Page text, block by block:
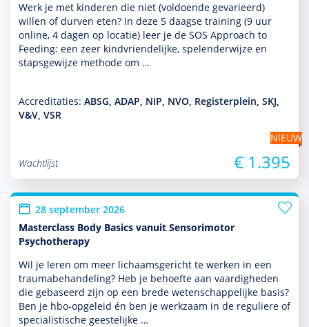
Werk je met kin­de­ren die niet (vol­doende gevarieerd)
willen of durven eten? In deze 5 daagse training (9 uur
online, 4 dagen op locatie) leer je de SOS Approach to
Feeding: een zeer kindvriendelijke, spelenderwijze en
stapsgewijze methode om …
Accreditaties: ABSG, ADAP, NIP, NVO, Registerplein, SKJ,
V&V, VSR
NIEUW
Wachtlijst
€ 1.395
28 september 2026
Masterclass Body Basics vanuit Sensorimotor
Psychotherapy
Wil je leren om meer lichaamsgericht te werken in een
traumabehan­del­ing? Heb je behoefte aan vaar­dig­heden
die gebaseerd zijn op een brede weten­schappe­lijke basis?
Ben je hbo-opgeleid én ben je werk­zaam in de reguliere of
specialis­tische geeste­lijke …